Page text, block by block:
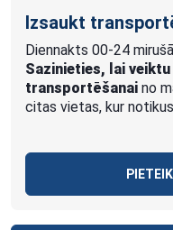
Izsaukt
Diennakts 00-24
Sazinieties, lai
transportēšanai no
citas vietas, kur